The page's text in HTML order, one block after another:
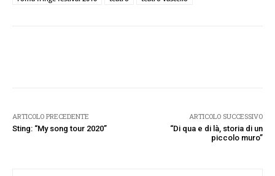
ARTICOLO PRECEDENTE
Sting: “My song tour 2020”
ARTICOLO SUCCESSIVO
“Di qua e di là, storia di un
piccolo muro”